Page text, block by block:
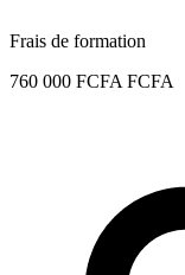
Frais de formation
760 000 FCFA FCFA